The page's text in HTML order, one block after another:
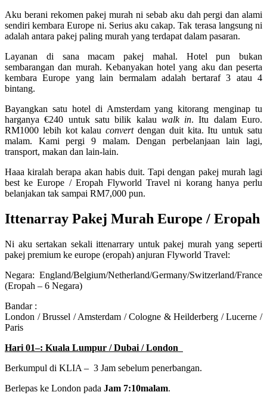
Aku berani rekomen pakej murah ni sebab aku dah pergi dan alami
sendiri kembara Europe ni. Serius aku cakap. Tak terasa langsung ni
adalah antara pakej paling murah yang terdapat dalam pasaran.
Layanan di sana macam pakej mahal. Hotel pun bukan
sembarangan dan murah. Kebanyakan hotel yang aku dan peserta
kembara Europe yang lain bermalam adalah bertaraf 3 atau 4
bintang.
Bayangkan satu hotel di Amsterdam yang kitorang menginap tu
harganya €240 untuk satu bilik kalau walk in. Itu dalam Euro.
RM1000 lebih kot kalauconvertdengan duit kita. Itu untuk satu
malam. Kami pergi 9 malam. Dengan perbelanjaan lain lagi,
transport, makan dan lain-lain.
Haaa kiralah berapa akan habis duit. Tapi dengan pakej murah lagi
best ke Europe / Eropah Flyworld Travel ni korang hanya perlu
belanjakan tak sampai RM7,000 pun.
Ittenarray Pakej Murah Europe / Eropah
Ni aku sertakan sekali ittenarrary untuk pakej murah yang seperti
pakej premium ke europe (eropah) anjuran Flyworld Travel:
Negara: England/Belgium/Netherland/Germany/Switzerland/France
(Eropah – 6 Negara)
Bandar :
London / Brussel / Amsterdam / Cologne & Heilderberg / Lucerne /
Paris
Hari 01–: Kuala Lumpur / Dubai / London
Berkumpul di KLIA – 3 Jam sebelum penerbangan.
Berlepas ke London pada Jam 7:10malam.